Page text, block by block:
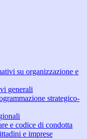
su organizzazione e
generali
strategico-
e codice di condotta
e imprese